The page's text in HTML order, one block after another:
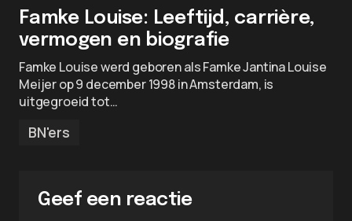
Famke Louise: Leeftijd, carrière,
vermogen en biografie
Famke Louise werd geboren als Famke Jantina Louise
Meijer op 9 december 1998 in Amsterdam, is
uitgegroeid tot…
BN'ers
Geef een reactie